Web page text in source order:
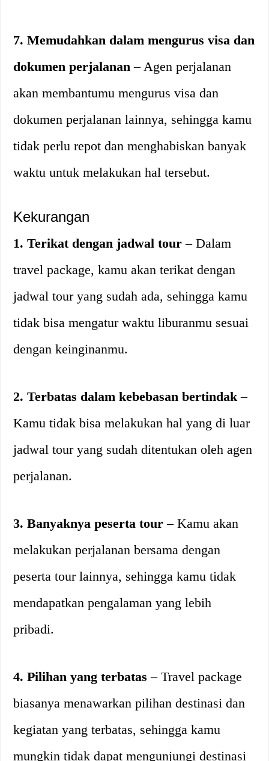
7. Memudahkan dalam mengurus visa dan
dokumen perjalanan – Agen perjalanan
akan membantumu mengurus visa dan
dokumen perjalanan lainnya, sehingga kamu
tidak perlu repot dan menghabiskan banyak
waktu untuk melakukan hal tersebut.
Kekurangan
1. Terikat dengan jadwal tour – Dalam
travel package, kamu akan terikat dengan
jadwal tour yang sudah ada, sehingga kamu
tidak bisa mengatur waktu liburanmu sesuai
dengan keinginanmu.
2. Terbatas dalam kebebasan bertindak–
Kamu tidak bisa melakukan hal yang di luar
jadwal tour yang sudah ditentukan oleh agen
perjalanan.
3. Banyaknya peserta tour – Kamu akan
melakukan perjalanan bersama dengan
peserta tour lainnya, sehingga kamu tidak
mendapatkan pengalaman yang lebih
pribadi.
4. Pilihan yang terbatas – Travel package
biasanya menawarkan pilihan destinasi dan
kegiatan yang terbatas, sehingga kamu
mungkin tidak dapat mengunjungi destinasi